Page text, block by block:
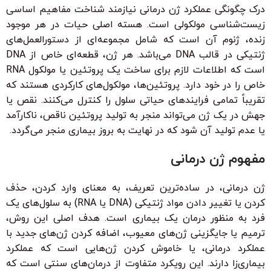
درک چگونگی عملکرد ژن درمانی نیازمند شناخت مفاهیم اساسی
زیست‌شناسی مولکولی است. هسته اصلی حیات در هر موجود
زنده، ژنوم آن است که شامل مجموعه‌ای از دستورالعمل‌های
ژنتیکی در قالب DNA می‌باشد. هر ژن، قطعه‌ای خاص از DNA
است که اطلاعات لازم برای ساخت یک پروتئین یا مولکول RNA
خاص را در خود دارد. پروتئین‌ها، مولکول‌های کارکردی هستند که
تقریباً تمامی فرایندهای حیاتی سلول را کنترل می‌کنند. نقص یا
جهش در یک ژن می‌تواند منجر به تولید پروتئین ناقص، ناکارآمد
یا عدم تولید آن شود که در نهایت به بروز بیماری منجر می‌گردد.
مفهوم ژن درمانی
ژن درمانی، در ساده‌ترین تعریف، به معنای وارد کردن، حذف
کردن یا تغییر دادن مواد ژنتیکی (DNA یا RNA) به سلول‌های یک
فرد به منظور درمان یک بیماری است. هدف اصلی این روش،
ترمیم یا جایگزینی ژن‌های معیوب، اضافه کردن ژن‌های جدید با
عملکرد درمانی، یا خاموش کردن ژن‌هایی است که عملکرد
بیماری‌زا دارند. این رویکرد متفاوت از درمان‌های سنتی است که